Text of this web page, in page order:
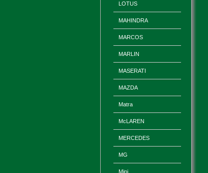
LOTUS
MAHINDRA
MARCOS
MARLIN
MASERATI
MAZDA
Matra
McLAREN
MERCEDES
MG
Mini